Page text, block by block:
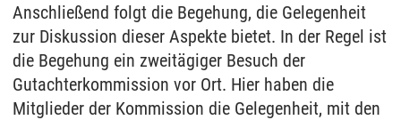
Anschließend folgt die Begehung, die Gelegenheit
zur Diskussion dieser Aspekte bietet. In der Regel ist
die Begehung ein zweitägiger Besuch der
Gutachterkommission vor Ort. Hier haben die
Mitglieder der Kommission die Gelegenheit, mit den